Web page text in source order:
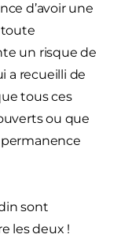
d’avoir une
toute
un risque de
a recueilli de
tous ces
ou que
sont
les deux !